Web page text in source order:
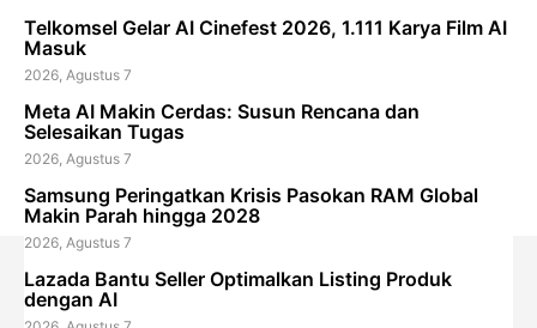
Telkomsel Gelar AI Cinefest 2026, 1.111 Karya Film AI
Masuk
2026, Agustus 7
Meta AI Makin Cerdas: Susun Rencana dan
Selesaikan Tugas
2026, Agustus 7
Samsung Peringatkan Krisis Pasokan RAM Global
Makin Parah hingga 2028
2026, Agustus 7
Lazada Bantu Seller Optimalkan Listing Produk
dengan AI